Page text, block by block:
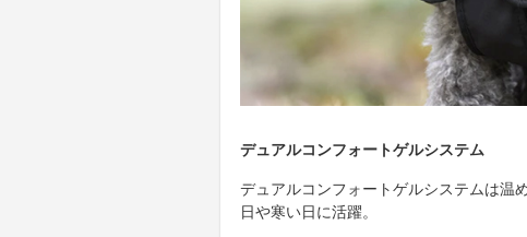
デュアルコンフォートゲルシステム
デュアルコンフォートゲルシステムは温
日や寒い日に活躍。